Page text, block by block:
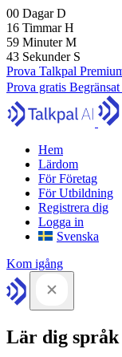
00 DagarD
16 TimmarH
59 MinuterM
41 Sekunder S
Prova Talkpal
Prova gratis
Hem
Lärdom
För Företag
För Utbildning
Registrera dig
Logga in
Svenska
Kom igång
Lär dig språk